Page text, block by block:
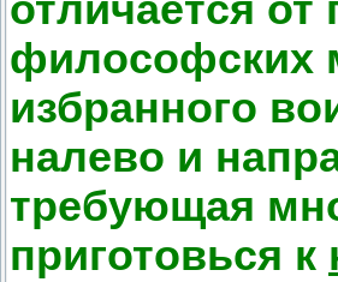
отличается
философских
избранного
налево и
требующая
приготовься к